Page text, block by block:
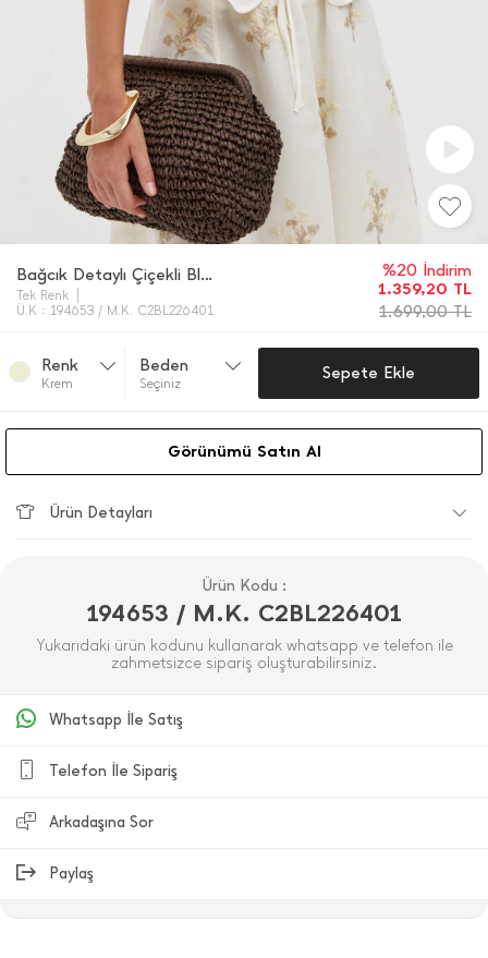
Bağcık Detaylı Çiçekli Bluz
Tek Renk
Ü.K : 194653 / M.K. C2BL226401
%20 İndirim
1.359,20 TL
1.699,00TL
Renk
Krem
Beden
Seçiniz
Sepete Ekle
Görünümü Satın Al
Ürün Detayları
Ürün Kodu :
194653 / M.K. C2BL226401
Yukarıdaki ürün kodunu kullanarak whatsapp ve telefon ile
zahmetsizce sipariş oluşturabilirsiniz.
Whatsapp İle Satış
Telefon İle Sipariş
Arkadaşına Sor
Paylaş